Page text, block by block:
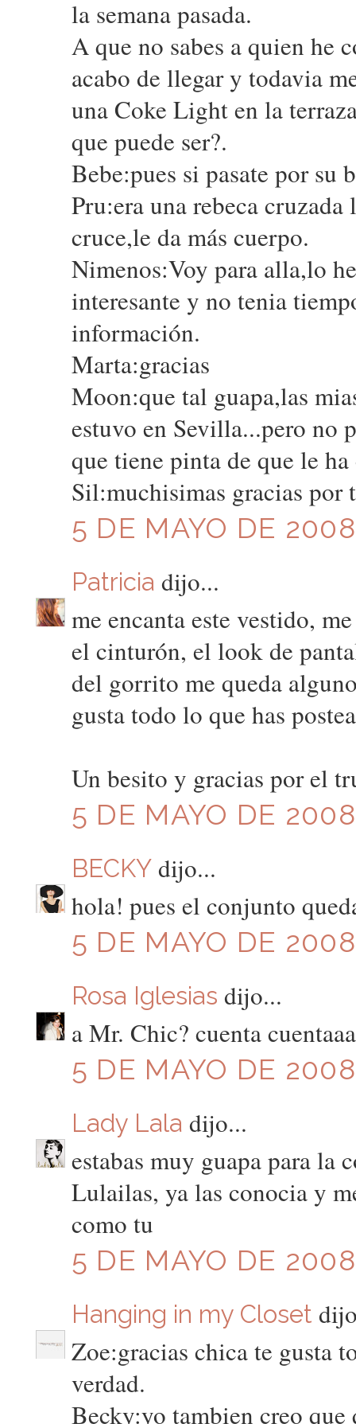
la semana pasada.
A que no sabes a quien he
acabo de llegar y todavia
una Coke Light en la
que puede ser?.
Bebe:pues si pasate por su
Pru:era una rebeca
cruce,le da más cuerpo.
Nimenos:Voy para alla,lo
interesante y no tenia
información.
Marta:gracias
Moon:que tal guapa,las
estuvo en Sevilla...pero no
que tiene pinta de que le
Sil:muchisimas gracias por
5 DE MAYO DE
Patricia dijo...
me encanta este vestido,
el cinturón, el look de
del gorrito me queda
gusta todo lo que has
Un besito y gracias por el
5 DE MAYO DE
BECKYdijo...
hola! pues el conjunto
5 DE MAYO DE
Rosa Iglesias dijo...
a Mr. Chic? cuenta
5 DE MAYO DE
Lady Lala dijo...
estabas muy guapa para la
Lulailas, ya las conocia y
como tu
5 DE MAYO DE
Hanging in my Closet
Zoe:gracias chica te
verdad.
Becky:yo tambien creo